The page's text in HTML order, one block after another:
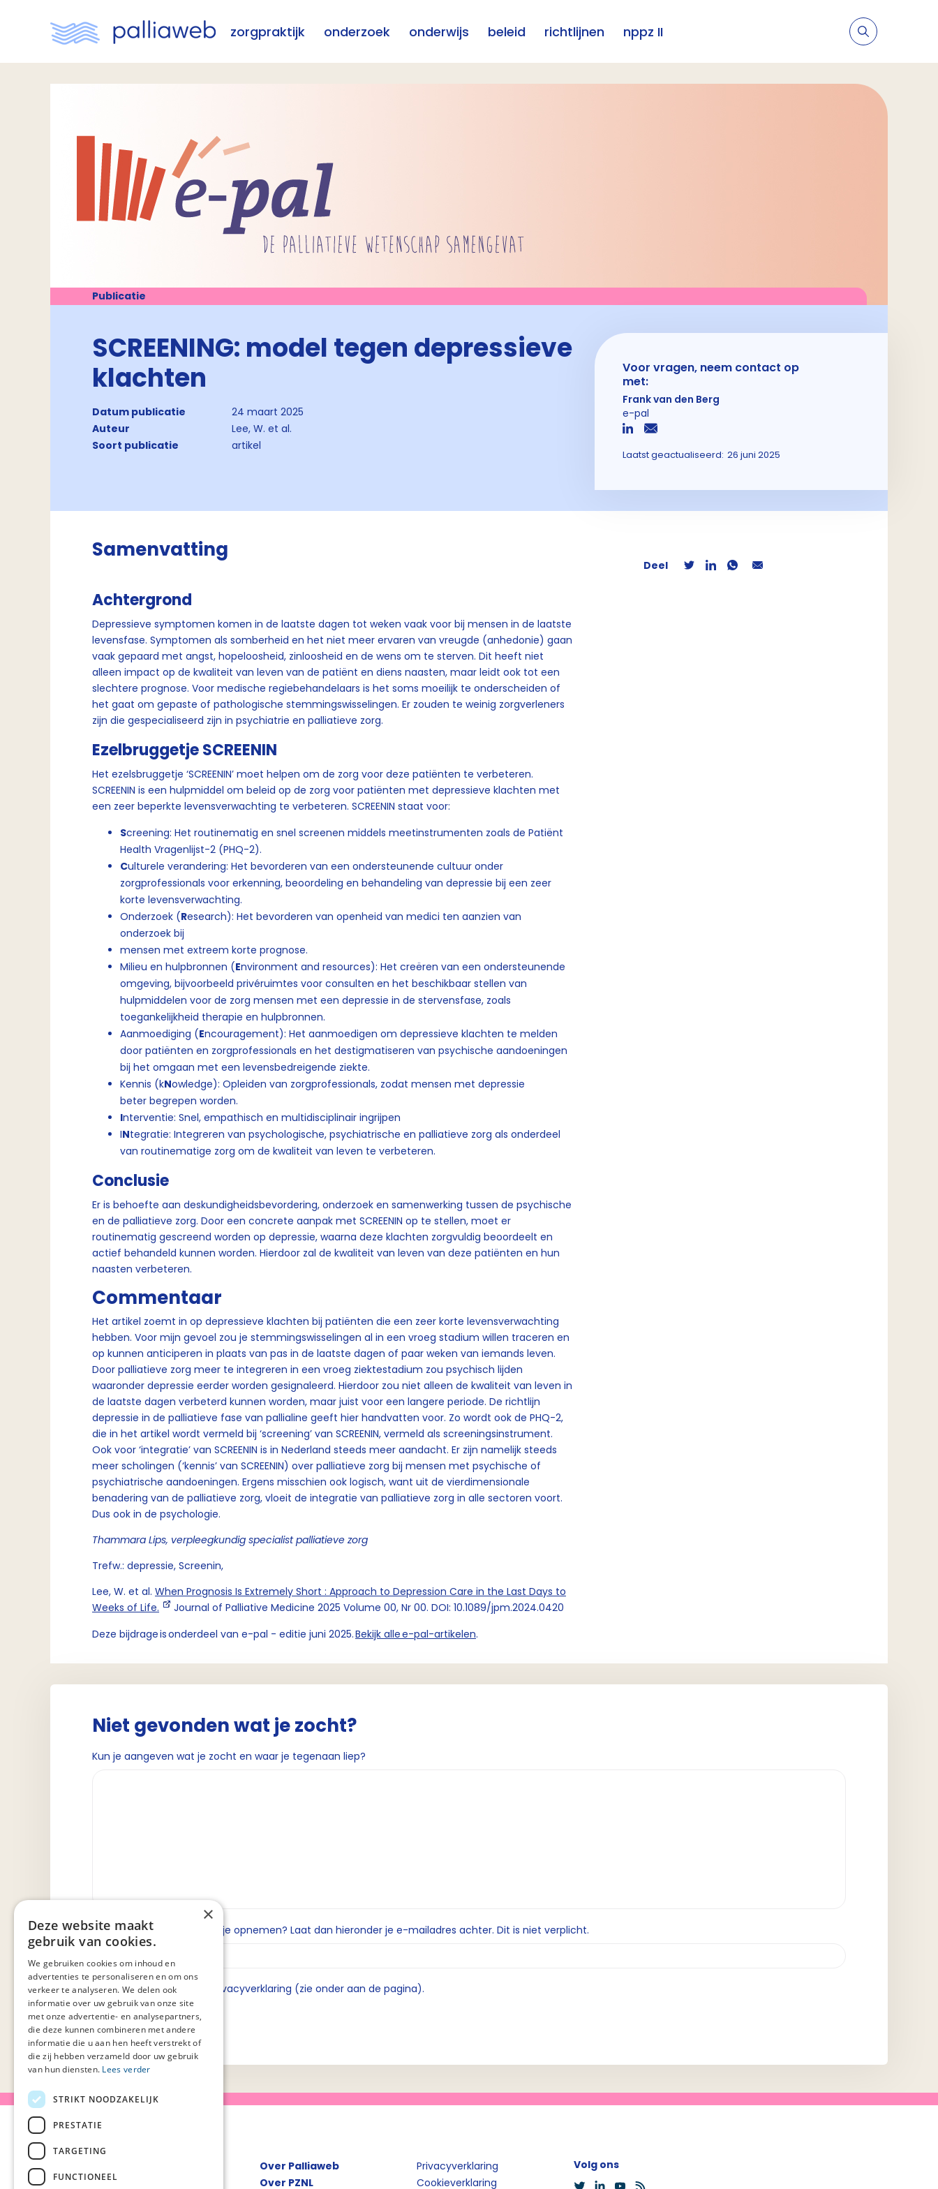
zorgpraktijk onderzoek onderwijs beleid richtlijnen nppz II
Publicatie
SCREENING: model tegen depressieve
klachten
Datum publicatie
24 maart 2025
Auteur
Lee, W. et al.
Soort publicatie
artikel
Voor vragen, neem contact op
met:
Frank van den Berg
e-pal
Laatst geactualiseerd: 26 juni 2025
Samenvatting
Achtergrond
Depressieve symptomen komen in de laatste dagen tot weken vaak voor bij mensen in de laatste
levensfase. Symptomen als somberheid en het niet meer ervaren van vreugde (anhedonie) gaan
vaak gepaard met angst, hopeloosheid, zinloosheid en de wens om te sterven. Dit heeft niet
alleen impact op de kwaliteit van leven van de patiënt en diens naasten, maar leidt ook tot een
slechtere prognose. Voor medische regiebehandelaars is het soms moeilijk te onderscheiden of
het gaat om gepaste of pathologische stemmingswisselingen. Er zouden te weinig zorgverleners
zijn die gespecialiseerd zijn in psychiatrie en palliatieve zorg.
Ezelbruggetje SCREENIN
Het ezelsbruggetje ‘SCREENIN’ moet helpen om de zorg voor deze patiënten te verbeteren.
SCREENIN is een hulpmiddel om beleid op de zorg voor patiënten met depressieve klachten met
een zeer beperkte levensverwachting te verbeteren. SCREENIN staat voor:
Screening: Het routinematig en snel screenen middels meetinstrumenten zoals de Patiënt
Health Vragenlijst-2 (PHQ-2).
Culturele verandering: Het bevorderen van een ondersteunende cultuur onder
zorgprofessionals voor erkenning, beoordeling en behandeling van depressie bij een zeer
korte levensverwachting.
Onderzoek (Research): Het bevorderen van openheid van medici ten aanzien van
onderzoek bij
mensen met extreem korte prognose.
Milieu en hulpbronnen (Environment and resources): Het creëren van een ondersteunende
omgeving, bijvoorbeeld privéruimtes voor consulten en het beschikbaar stellen van
hulpmiddelen voor de zorg mensen met een depressie in de stervensfase, zoals
toegankelijkheid therapie en hulpbronnen.
Aanmoediging (Encouragement): Het aanmoedigen om depressieve klachten te melden
door patiënten en zorgprofessionals en het destigmatiseren van psychische aandoeningen
bij het omgaan met een levensbedreigende ziekte.
Kennis (kNowledge): Opleiden van zorgprofessionals, zodat mensen met depressie
beter begrepen worden.
Interventie: Snel, empathisch en multidisciplinair ingrijpen
INtegratie: Integreren van psychologische, psychiatrische en palliatieve zorg als onderdeel
van routinematige zorg om de kwaliteit van leven te verbeteren.
Conclusie
Er is behoefte aan deskundigheidsbevordering, onderzoek en samenwerking tussen de psychische
en de palliatieve zorg. Door een concrete aanpak met SCREENIN op te stellen, moet er
routinematig gescreend worden op depressie, waarna deze klachten zorgvuldig beoordeelt en
actief behandeld kunnen worden. Hierdoor zal de kwaliteit van leven van deze patiënten en hun
naasten verbeteren.
Commentaar
Het artikel zoemt in op depressieve klachten bij patiënten die een zeer korte levensverwachting
hebben. Voor mijn gevoel zou je stemmingswisselingen al in een vroeg stadium willen traceren en
op kunnen anticiperen in plaats van pas in de laatste dagen of paar weken van iemands leven.
Door palliatieve zorg meer te integreren in een vroeg ziektestadium zou psychisch lijden
waaronder depressie eerder worden gesignaleerd. Hierdoor zou niet alleen de kwaliteit van leven in
de laatste dagen verbeterd kunnen worden, maar juist voor een langere periode. De richtlijn
depressie in de palliatieve fase van pallialine geeft hier handvatten voor. Zo wordt ook de PHQ-2,
die in het artikel wordt vermeld bij ‘screening’ van SCREENIN, vermeld als screeningsinstrument.
Ook voor ‘integratie’ van SCREENIN is in Nederland steeds meer aandacht. Er zijn namelijk steeds
meer scholingen (‘kennis’ van SCREENIN) over palliatieve zorg bij mensen met psychische of
psychiatrische aandoeningen. Ergens misschien ook logisch, want uit de vierdimensionale
benadering van de palliatieve zorg, vloeit de integratie van palliatieve zorg in alle sectoren voort.
Dus ook in de psychologie.
Thammara Lips, verpleegkundig specialist palliatieve zorg
Trefw.: depressie, Screenin,
Lee, W. et al. When Prognosis Is Extremely Short : Approach to Depression Care in the Last Days to
Weeks of Life.
Journal of Palliative Medicine 2025 Volume 00, Nr 00. DOI: 10.1089/jpm.2024.0420
Deze bijdrage is onderdeel van e-pal - editie juni 2025.Bekijk alle e-pal-artikelen.
Deel
Niet gevonden wat je zocht?
Kun je aangeven wat je zocht en waar je tegenaan liep?
Wil je dat we contact met je opnemen? Laat dan hieronder je e-mailadres achter. Dit is niet verplicht.
Ik ga akkoord met de privacyverklaring (zie onder aan de pagina).
Over Palliaweb
Over PZNL
Privacyverklaring
Cookieverklaring
Volg ons
×
Deze website maakt
gebruik van cookies.
We gebruiken cookies om inhoud en
advertenties te personaliseren en om ons
verkeer te analyseren. We delen ook
informatie over uw gebruik van onze site
met onze advertentie- en analysepartners,
die deze kunnen combineren met andere
informatie die u aan hen heeft verstrekt of
die zij hebben verzameld door uw gebruik
van hun diensten. Lees verder
STRIKT NOODZAKELIJK
PRESTATIE
TARGETING
FUNCTIONEEL